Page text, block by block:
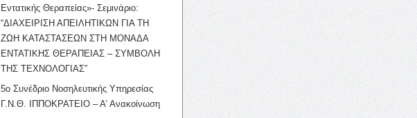
Εντατικής Θεραπείας»- Σεμινάριο:
“ΔΙΑΧΕΙΡΙΣΗ ΑΠΕΙΛΗΤΙΚΩΝ ΓΙΑ ΤΗ
ΖΩΗ ΚΑΤΑΣΤΑΣΕΩΝ ΣΤΗ ΜΟΝΑΔΑ
ΕΝΤΑΤΙΚΗΣ ΘΕΡΑΠΕΙΑΣ – ΣΥΜΒΟΛΗ
ΤΗΣ ΤΕΧΝΟΛΟΓΙΑΣ”
5ο Συνέδριο Νοσηλευτικής Υπηρεσίας
Γ.Ν.Θ. ΙΠΠΟΚΡΑΤΕΙΟ – Α’ Ανακοίνωση